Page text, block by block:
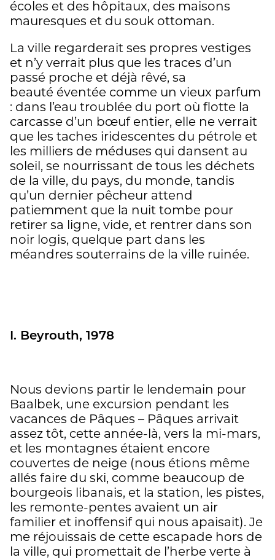
écoles et des hôpitaux, des maisons
mauresques et du souk ottoman.
La ville regarderait ses propres vestiges
et n’y verrait plus que les traces d’un
passé proche et déjà rêvé, sa
beauté éventée comme un vieux parfum
: dans l’eau troublée du port où flotte la
carcasse d’un bœuf entier, elle ne verrait
que les taches iridescentes du pétrole et
les milliers de méduses qui dansent au
soleil, se nourrissant de tous les déchets
de la ville, du pays, du monde, tandis
qu’un dernier pêcheur attend
patiemment que la nuit tombe pour
retirer sa ligne, vide, et rentrer dans son
noir logis, quelque part dans les
méandres souterrains de la ville ruinée.
I. Beyrouth, 1978
Nous devions partir le lendemain pour
Baalbek, une excursion pendant les
vacances de Pâques – Pâques arrivait
assez tôt, cette année-là, vers la mi-mars,
et les montagnes étaient encore
couvertes de neige (nous étions même
allés faire du ski, comme beaucoup de
bourgeois libanais, et la station, les pistes,
les remonte-pentes avaient un air
familier et inoffensif qui nous apaisait). Je
me réjouissais de cette escapade hors de
la ville, qui promettait de l’herbe verte à